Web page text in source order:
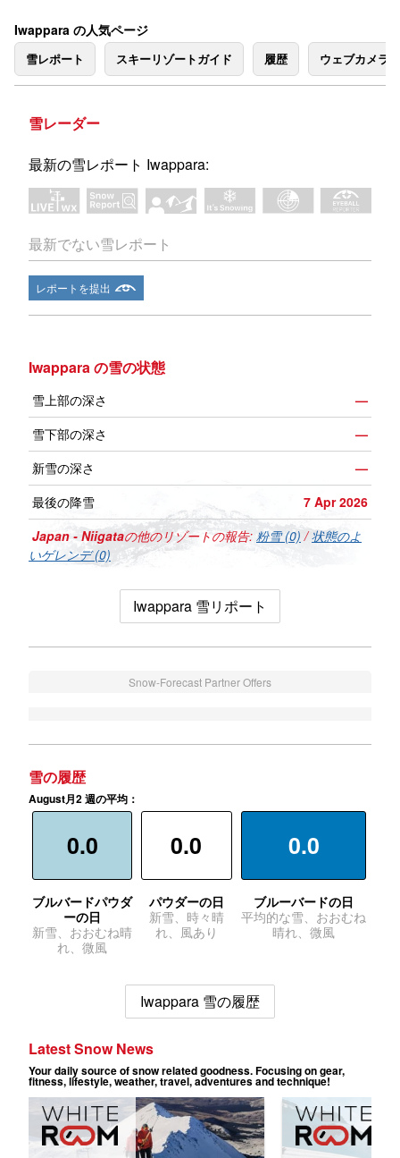
Iwappara の人気ページ
雪レポート スキーリゾートガイド 履歴 ウェブカメラ
雪レーダー
最新の雪レポート Iwappara:
最新でない雪レポート
レポートを提出
Iwappara の雪の状態
雪上部の深さ
—
雪下部の深さ
—
新雪の深さ
—
最後の降雪
7 Apr 2026
Japan - Niigataの他のリゾートの報告: 粉雪 (0) /状態のよ
いゲレンデ (0)
Iwappara 雪リポート
Snow-Forecast Partner Offers
雪の履歴
August月2 週の平均：
0.0
ブルバードパウダ
ーの日
新雪、おおむね晴
れ、微風
0.0
パウダーの日
新雪、時々晴
れ、風あり
0.0
ブルーバードの日
平均的な雪、おおむね
晴れ、微風
Iwappara 雪の履歴